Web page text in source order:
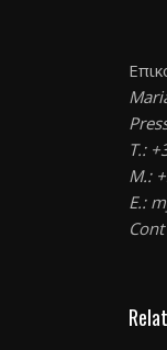
T.:
M.:
E.: